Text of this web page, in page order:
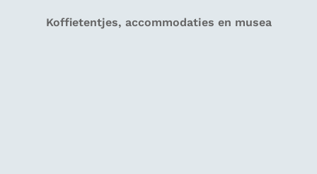
Koffietentjes, accommodaties en musea